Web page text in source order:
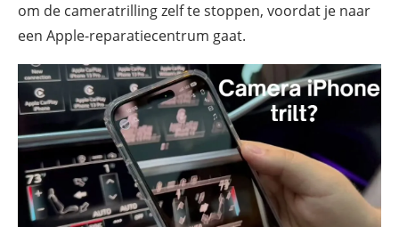
om de cameratrilling zelf te stoppen, voordat je naar
een Apple-reparatiecentrum gaat.